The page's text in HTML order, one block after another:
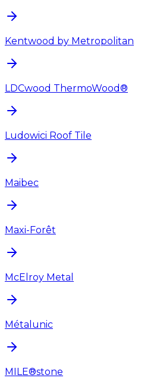
Kentwood by Metropolitan
LDCwood ThermoWood®
Ludowici Roof Tile
Maibec
Maxi-Forêt
McElroy Metal
Métalunic
MILE®stone